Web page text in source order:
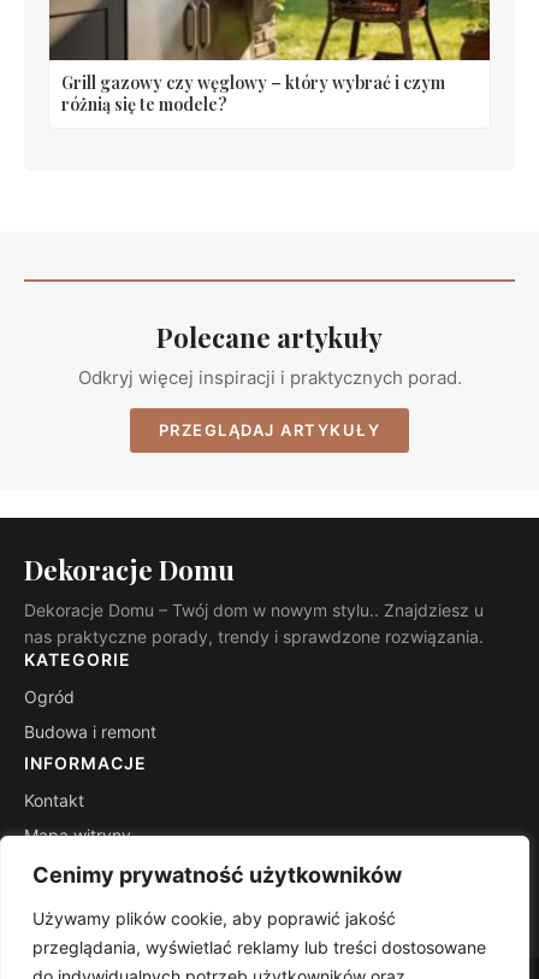
Cenimy prywatność użytkowników
Używamy plików cookie, aby poprawić jakość
przeglądania, wyświetlać reklamy lub treści dostosowane
Grill gazowy czy węglowy – który wybrać i czym
różnią się te modele?
Polecane artykuły
Odkryj więcej inspiracji i praktycznych porad.
PRZEGLĄDAJ ARTYKUŁY
Dekoracje Domu
Dekoracje Domu – Twój dom w nowym stylu.. Znajdziesz u
nas praktyczne porady, trendy i sprawdzone rozwiązania.
KATEGORIE
Ogród
Budowa i remont
INFORMACJE
Kontakt
Mapa witryny
Polityka prywatności